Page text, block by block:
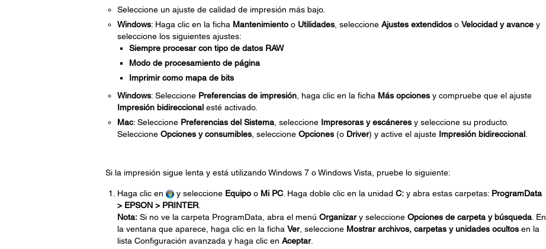
Seleccione un ajuste de calidad de impresión más bajo.
Windows: Haga clic en la ficha Mantenimientoo Utilidades, seleccione Ajustes extendidoso Velocidad y avancey
seleccione los siguientes ajustes:
Siempre procesar con tipo de datos RAW
Modo de procesamiento de página
Imprimir como mapa de bits
Windows: Seleccione Preferencias de impresión, haga clic en la ficha Más opcionesy compruebe que el ajuste
Impresión bidireccionalesté activado.
Mac: Seleccione Preferencias del Sistema, seleccione Impresoras y escáneresy seleccione su producto.
Seleccione Opciones y consumibles, seleccione Opciones(o Driver) y active el ajuste Impresión bidireccional.
Si la impresión sigue lenta y está utilizando Windows 7 o Windows Vista, pruebe lo siguiente:
Haga clic en y seleccione Equipoo Mi PC. Haga doble clic en la unidad C:y abra estas carpetas: ProgramData
> EPSON > PRINTER.
Nota:Si no ve la carpeta ProgramData, abra el menú Organizary seleccione Opciones de carpeta y búsqueda. En
la ventana que aparece, haga clic en la ficha Ver, seleccione Mostrar archivos, carpetas y unidades ocultosen la
lista Configuración avanzada y haga clic en Aceptar.